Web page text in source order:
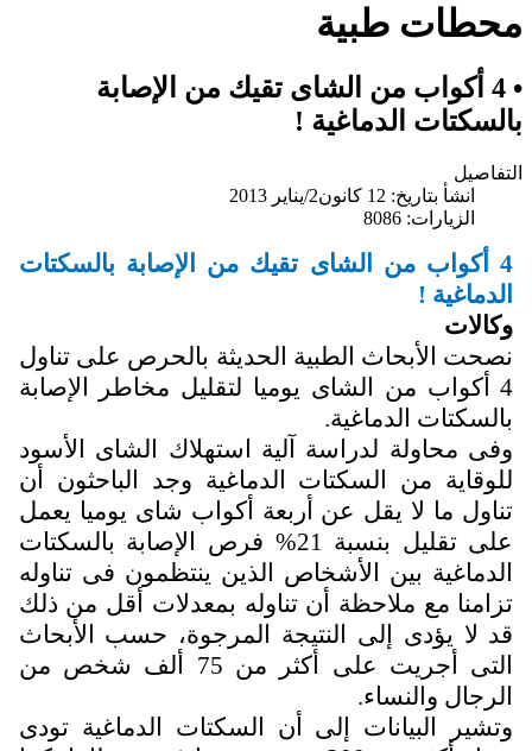
محطات طبية
• 4 أكواب من الشاى تقيك من الإصابة
بالسكتات الدماغية !
التفاصيل
انشأ بتاريخ: 12 كانون2/يناير 2013
الزيارات: 8086
4 أكواب من الشاى تقيك من الإصابة بالسكتات
الدماغية !
وكالات
نصحت الأبحاث الطبية الحديثة بالحرص على تناول
4 أكواب من الشاى يوميا لتقليل مخاطر الإصابة
بالسكتات الدماغية.
وفى محاولة لدراسة آلية استهلاك الشاى الأسود
للوقاية من السكتات الدماغية وجد الباحثون أن
تناول ما لا يقل عن أربعة أكواب شاى يوميا يعمل
على تقليل بنسبة 21% فرص الإصابة بالسكتات
الدماغية بين الأشخاص الذين ينتظمون فى تناوله
تزامنا مع ملاحظة أن تناوله بمعدلات أقل من ذلك
قد لا يؤدى إلى النتيجة المرجوة، حسب الأبحاث
التى أجريت على أكثر من 75 ألف شخص من
الرجال والنساء.
وتشير البيانات إلى أن السكتات الدماغية تودى